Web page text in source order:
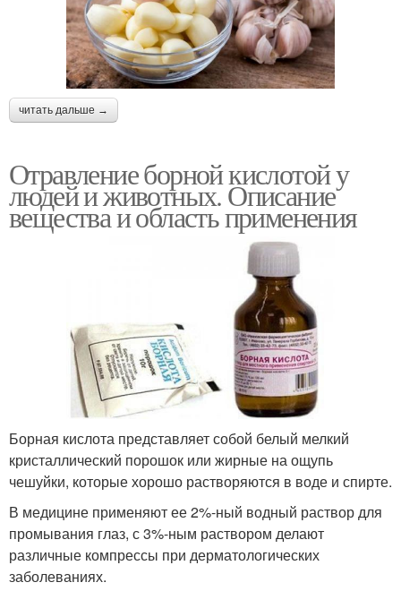
читать дальше →
Отравление борной кислотой у
людей и животных. Описание
вещества и область применения
Борная кислота представляет собой белый мелкий
кристаллический порошок или жирные на ощупь
чешуйки, которые хорошо растворяются в воде и спирте.
В медицине применяют ее 2%-ный водный раствор для
промывания глаз, с 3%-ным раствором делают
различные компрессы при дерматологических
заболеваниях.